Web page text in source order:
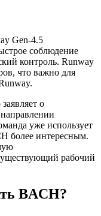
Gen-4.5
соблюдение
контроль. Runway
что важно для
о
уже использует
более интересным.
рабочий
BACH?